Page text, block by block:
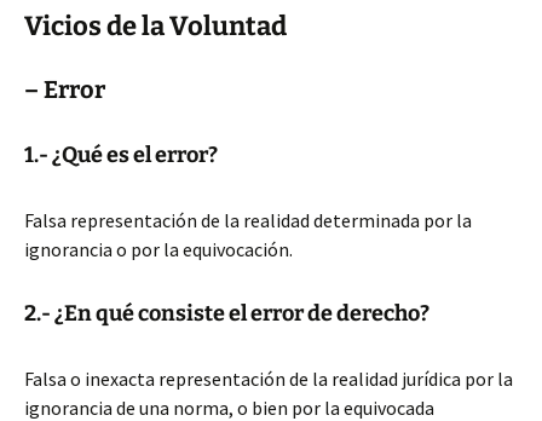
Vicios de la Voluntad
– Error
1.- ¿Qué es el error?
Falsa representación de la realidad determinada por la
ignorancia o por la equivocación.
2.- ¿En qué consiste el error de derecho?
Falsa o inexacta representación de la realidad jurídica por la
ignorancia de una norma, o bien por la equivocada